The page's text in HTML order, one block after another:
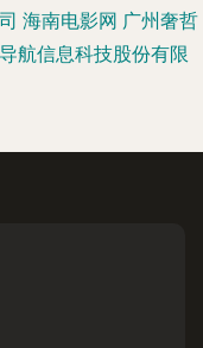
海南电影网 广州奢哲
航信息科技股份有限